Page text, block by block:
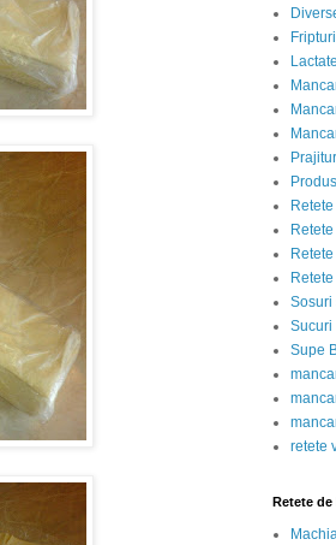
Sosuri
Sucuri
Supe
retete
Retete